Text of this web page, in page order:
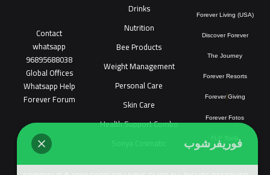
Forever Living (USA)
Discover Forever
The Journey
Forever Resorts
Forever Giving
Forever Fotos
Drinks
Nutrition
Bee Products
Weight Management
Personal Care
Skin Care
Health Support Combo
Contact
whatsapp
96895688038
Global Offices
Whatsapp Help
Forever Forum
فوريفرشوب